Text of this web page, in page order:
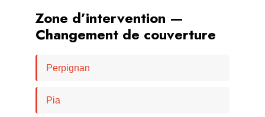
Zone d’intervention —
Changement de couverture
Perpignan
Pia